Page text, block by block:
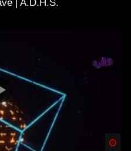
| A.D.H.S.